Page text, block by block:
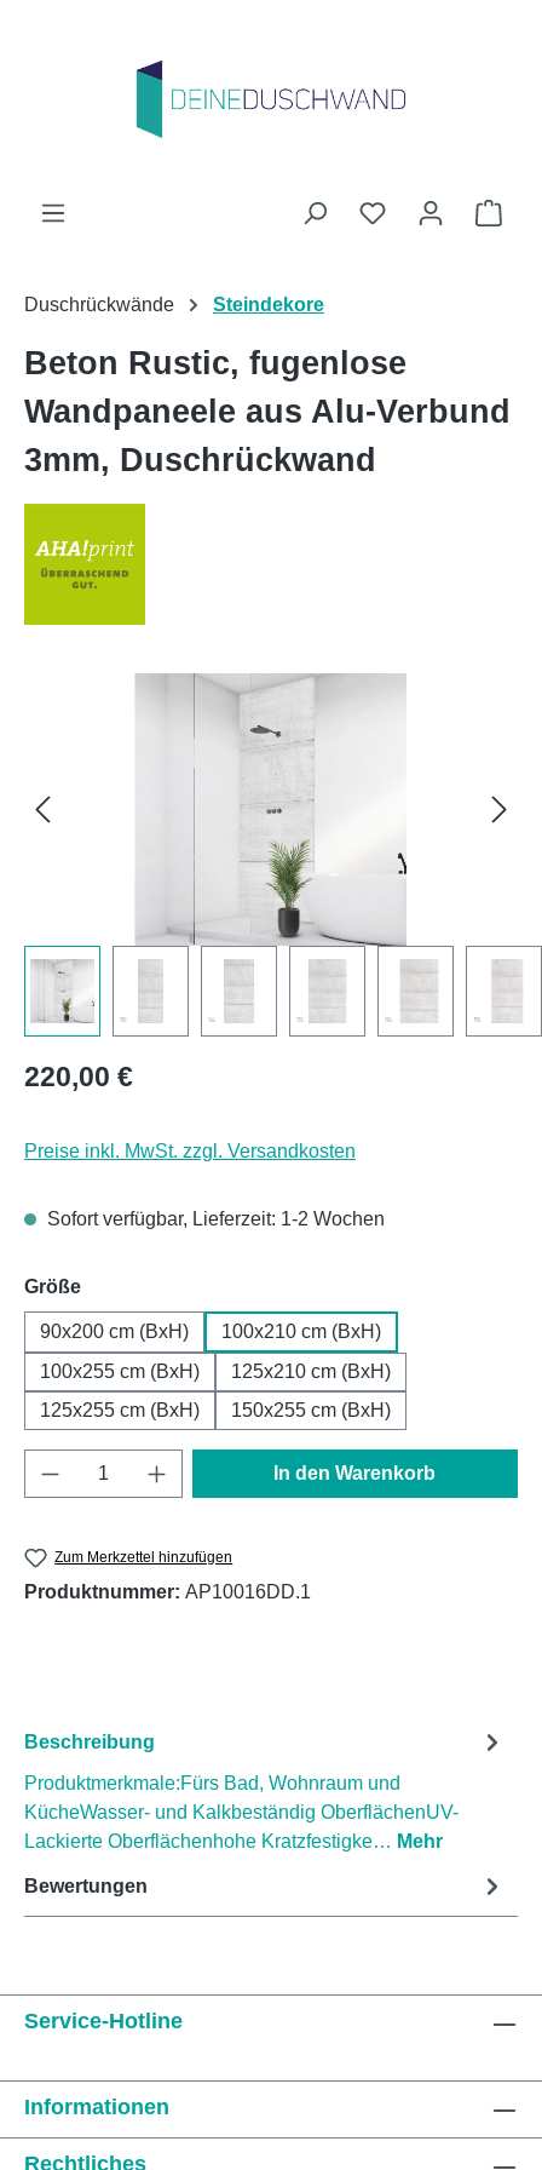
Du hast 0
Duschrückwände Steindekore
Beton Rustic, fugenlose
Wandpaneele aus Alu-Verbund
3mm, Duschrückwand
Regulärer Preis:
220,00 €
Preise inkl. MwSt. zzgl. Versandkosten
Sofort verfügbar, Lieferzeit: 1-2 Wochen
Größeauswählen
90x200 cm (BxH)
100x210 cm (BxH)
100x255 cm (BxH)
125x210 cm (BxH)
125x255 cm (BxH)
150x255 cm (BxH)
Produkt Anzahl: Gib den gewünschten
In den Warenkorb
Zum Merkzettel hinzufügen
Produktnummer: AP10016DD.1
Beschreibung
Produktmerkmale:Fürs Bad, Wohnraum und
KücheWasser- und Kalkbeständig OberflächenUV-
Lackierte Oberflächenhohe Kratzfestigke… Mehr
Bewertungen
Service-Hotline
Informationen
Rechtliches